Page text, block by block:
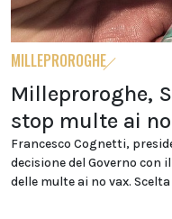
MILLEPROROGHE
Milleproroghe,
stop multe ai
Francesco Cognetti,
decisione del Governo
delle multe ai no vax.